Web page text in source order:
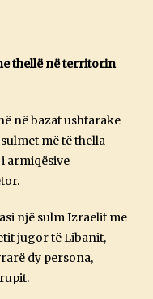
thellë në territorin
në bazat ushtarake
më të thella
armiqësive
një sulm Izraelit me
jugor të Libanit,
dy persona,